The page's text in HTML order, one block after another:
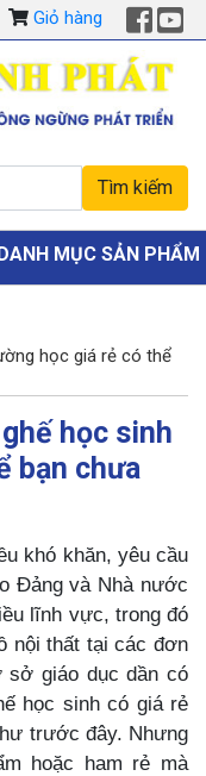
Giỏ hàng
MỤC SẢN PHẨM
học giá rẻ có thể
học sinh
bạn chưa
khó khăn, yêu cầu
Đảng và Nhà nước
lĩnh vực, trong đó
nội thất tại các đơn
sở giáo dục dần có
học sinh có giá rẻ
trước đây. Nhưng
hoặc ham rẻ mà